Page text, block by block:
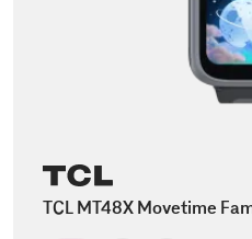
TCL MT48X Movetime